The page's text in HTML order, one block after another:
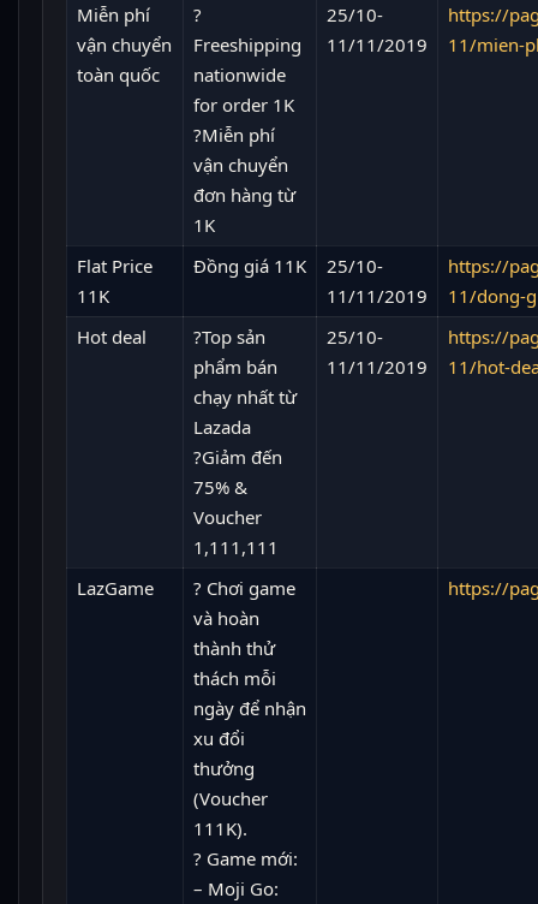
Miễn phí
vận chuyển
toàn quốc
?
Freeshipping
nationwide
for order 1K
?Miễn phí
vận chuyển
đơn hàng từ
1K
25/10-
11/11/2019
https://
11/mien-
Flat Price
11K
Đồng giá 11K
25/10-
11/11/2019
https://
11/dong-
Hot deal
?Top sản
phẩm bán
chạy nhất từ
Lazada
?Giảm đến
75% &
Voucher
1,111,111
25/10-
11/11/2019
https://
11/hot-
LazGame
? Chơi game
và hoàn
thành thử
thách mỗi
ngày để nhận
xu đổi
thưởng
(Voucher
111K).
? Game mới:
– Moji Go:
https://